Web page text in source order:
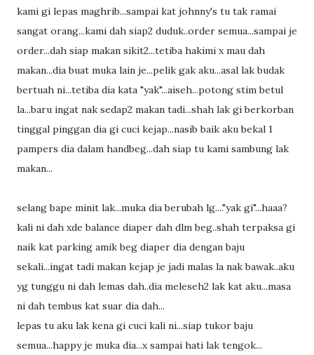
kami gi lepas maghrib...sampai kat johnny's tu tak ramai
sangat orang...kami dah siap2 duduk..order semua...sampai je
order...dah siap makan sikit2...tetiba hakimi x mau dah
makan...dia buat muka lain je...pelik gak aku...asal lak budak
bertuah ni...tetiba dia kata "yak"...aiseh...potong stim betul
la...baru ingat nak sedap2 makan tadi...shah lak gi berkorban
tinggal pinggan dia gi cuci kejap...nasib baik aku bekal 1
pampers dia dalam handbeg...dah siap tu kami sambung lak
makan...
selang bape minit lak...muka dia berubah lg...."yak gi"...haaa?
kali ni dah xde balance diaper dah dlm beg..shah terpaksa gi
naik kat parking amik beg diaper dia dengan baju
sekali...ingat tadi makan kejap je jadi malas la nak bawak..aku
yg tunggu ni dah lemas dah..dia meleseh2 lak kat aku...masa
ni dah tembus kat suar dia dah...
lepas tu aku lak kena gi cuci kali ni...siap tukor baju
semua...happy je muka dia...x sampai hati lak tengok...